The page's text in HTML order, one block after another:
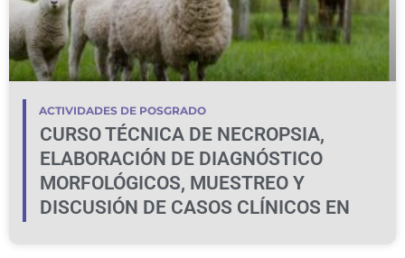
ACTIVIDADES DE POSGRADO
CURSO TÉCNICA DE NECROPSIA,
ELABORACIÓN DE DIAGNÓSTICO
MORFOLÓGICOS, MUESTREO Y
DISCUSIÓN DE CASOS CLÍNICOS EN